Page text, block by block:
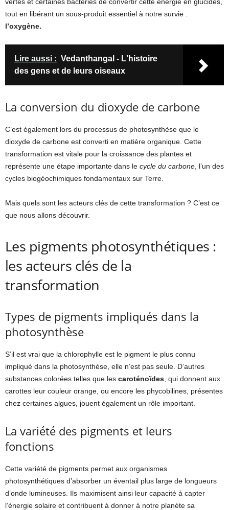
tout en libérant un sous-produit essentiel à notre survie :
l’oxygène.
Lire aussi : Vedanthangal - L'histoire
des gens et de leurs oiseaux
La conversion du dioxyde de carbone
C’est également lors du processus de photosynthèse que le
dioxyde de carbone est converti en matière organique. Cette
transformation est vitale pour la croissance des plantes et
représente une étape importante dans le cycle du carbone , l’un des
cycles biogéochimiques fondamentaux sur Terre.
Mais quels sont les acteurs clés de cette transformation ? C’est ce
que nous allons découvrir.
Les pigments photosynthétiques :
les acteurs clés de la
transformation
Types de pigments impliqués dans la
photosynthèse
S’il est vrai que la chlorophylle est le pigment le plus connu
impliqué dans la photosynthèse, elle n’est pas seule. D’autres
substances colorées telles que les caroténoïdes , qui donnent aux
carottes leur couleur orange, ou encore les phycobilines, présentes
chez certaines algues, jouent également un rôle important.
La variété des pigments et leurs
fonctions
Cette variété de pigments permet aux organismes
photosynthétiques d’absorber un éventail plus large de longueurs
d’onde lumineuses. Ils maximisent ainsi leur capacité à capter
l’énergie solaire et contribuent à donner à notre planète sa